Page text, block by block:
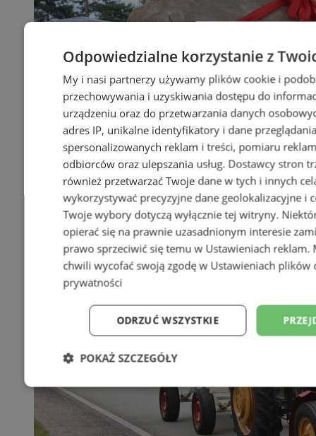
Odpowiedzialne korzystanie z
My i nasi partnerzy używamy plików cookie i
przechowywania i uzyskiwania dostępu do
urządzeniu oraz do przetwarzania danych
adres IP, unikalne identyfikatory i dane
spersonalizowanych reklam i treści, pomiaru
odbiorców oraz ulepszania usług. Dostawcy stron
również przetwarzać Twoje dane w tych i innych
wykorzystywać precyzyjne dane geolokalizacyjne i
Twoje wybory dotyczą wyłącznie tej witryny.
opierać się na prawnie uzasadnionym interesie
prawo sprzeciwić się temu w Ustawieniach reklam.
chwili wycofać swoją zgodę w Ustawieniach plików
prywatności
ODRZUĆ WSZYSTKIE
POKAŻ SZCZEGÓŁY
Niezbędne Wydajność